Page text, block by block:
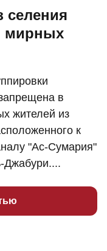
селения
мирных
в
жителей из
к
"Ас-Сумария"
Джабури....